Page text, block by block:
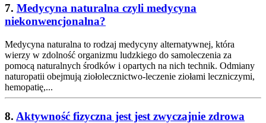
7. Medycyna naturalna czyli medycyna
niekonwencjonalna?
Medycyna naturalna to rodzaj medycyny alternatywnej, która
wierzy w zdolność organizmu ludzkiego do samoleczenia za
pomocą naturalnych środków i opartych na nich technik. Odmiany
naturopatii obejmują ziołolecznictwo-leczenie ziołami leczniczymi,
hemopatię,...
8. Aktywność fizyczna jest jest zwyczajnie zdrowa